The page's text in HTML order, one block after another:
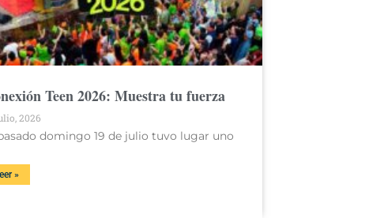
Teen 2026: Muestra tu fuerza
2026
domingo 19 de julio tuvo lugar uno
»